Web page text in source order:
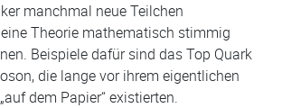
manchmal neue Teilchen
Theorie mathematisch stimmig
Beispiele dafür sind das Top Quark
die lange vor ihrem eigentlichen
dem Papier“ existierten.